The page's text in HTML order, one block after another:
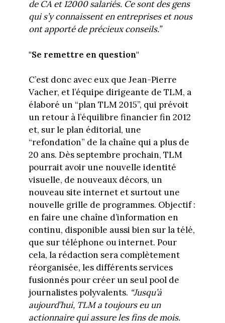
de CA et 12000 salariés. Ce sont des gens
qui s’y connaissent en entreprises et nous
ont apporté de précieux conseils.”
"Se remettre en question"
C’est donc avec eux que Jean-Pierre
Vacher, et l’équipe dirigeante de TLM, a
élaboré un “plan TLM 2015”, qui prévoit
un retour à l’équilibre financier fin 2012
et, sur le plan éditorial, une
“refondation” de la chaîne qui a plus de
20 ans. Dès septembre prochain, TLM
pourrait avoir une nouvelle identité
visuelle, de nouveaux décors, un
nouveau site internet et surtout une
nouvelle grille de programmes. Objectif :
en faire une chaîne d’information en
continu, disponible aussi bien sur la télé,
que sur téléphone ou internet. Pour
cela, la rédaction sera complètement
réorganisée, les différents services
fusionnés pour créer un seul pool de
journalistes polyvalents. “Jusqu’à
aujourd’hui, TLM a toujours eu un
actionnaire qui assure les fins de mois.